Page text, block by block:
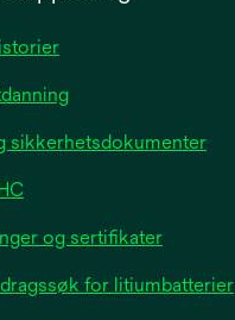
sikkerhetsdokumenter
og sertifikater
for litiumbatterier